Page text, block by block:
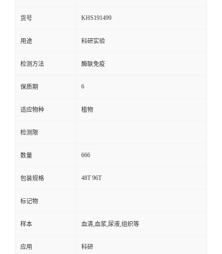
货号 KHS191499
用途 科研实验
检测方法 酶联免疫
保质期 6
适应物种 植物
检测限
数量 666
包装规格 48T 96T
标记物
样本 血清,血浆,尿液,组织等
应用 科研